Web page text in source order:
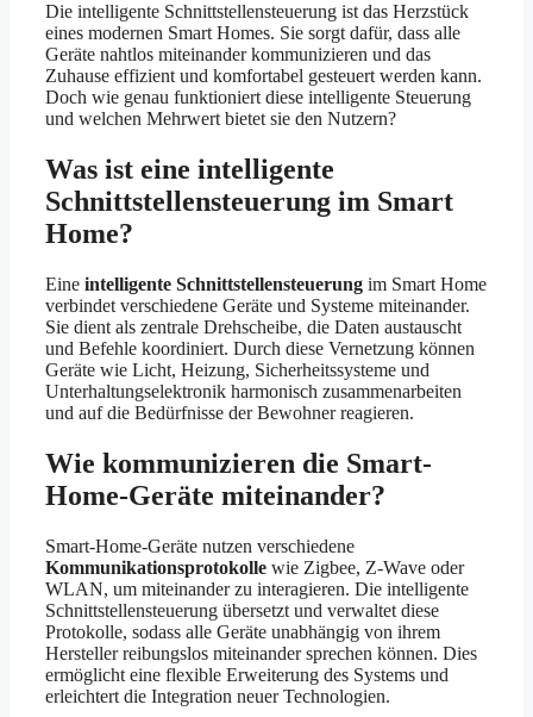
Die intelligente Schnittstellensteuerung ist das Herzstück
eines modernen Smart Homes. Sie sorgt dafür, dass alle
Geräte nahtlos miteinander kommunizieren und das
Zuhause effizient und komfortabel gesteuert werden kann.
Doch wie genau funktioniert diese intelligente Steuerung
und welchen Mehrwert bietet sie den Nutzern?
Was ist eine intelligente
Schnittstellensteuerung im Smart
Home?
Eine intelligente Schnittstellensteuerung im Smart Home
verbindet verschiedene Geräte und Systeme miteinander.
Sie dient als zentrale Drehscheibe, die Daten austauscht
und Befehle koordiniert. Durch diese Vernetzung können
Geräte wie Licht, Heizung, Sicherheitssysteme und
Unterhaltungselektronik harmonisch zusammenarbeiten
und auf die Bedürfnisse der Bewohner reagieren.
Wie kommunizieren die Smart-
Home-Geräte miteinander?
Smart-Home-Geräte nutzen verschiedene
Kommunikationsprotokolle wie Zigbee, Z-Wave oder
WLAN, um miteinander zu interagieren. Die intelligente
Schnittstellensteuerung übersetzt und verwaltet diese
Protokolle, sodass alle Geräte unabhängig von ihrem
Hersteller reibungslos miteinander sprechen können. Dies
ermöglicht eine flexible Erweiterung des Systems und
erleichtert die Integration neuer Technologien.